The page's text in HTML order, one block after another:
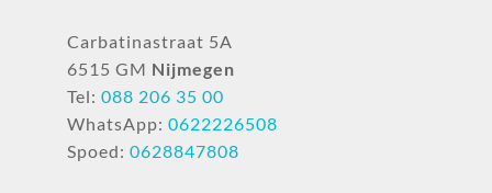
Carbatinastraat 5A
6515 GM Nijmegen
Tel: 088 206 35 00
WhatsApp: 0622226508
Spoed: 0628847808